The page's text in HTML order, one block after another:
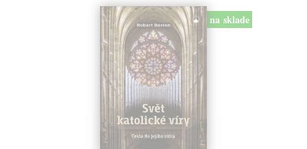
na sklade